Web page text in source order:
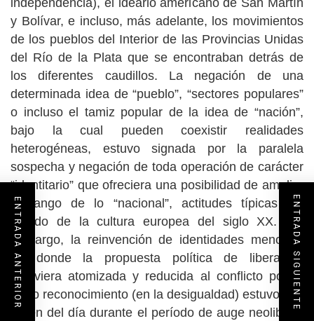
independencia), el ideario americano de San Martín
y Bolívar, e incluso, más adelante, los movimientos
de los pueblos del Interior de las Provincias Unidas
del Río de la Plata que se encontraban detrás de
los diferentes caudillos. La negación de una
determinada idea de “pueblo”, “sectores populares”
o incluso el tamiz popular de la idea de “nación”,
bajo la cual pueden coexistir realidades
heterogéneas, estuvo signada por la paralela
sospecha y negación de toda operación de carácter
“identitario” que ofreciera una posibilidad de ampliar
el rango de lo “nacional”, actitudes típicas del
estado de la cultura europea del siglo XX. Sin
embargo, la reinvención de identidades menores,
en donde la propuesta política de liberación
estuviera atomizada y reducida al conflicto por el
mero reconocimiento (en la desigualdad) estuvo a la
orden del día durante el período de auge neoliberal
ENTRADA ANTERIOR ENTRADA SIGUIENTE